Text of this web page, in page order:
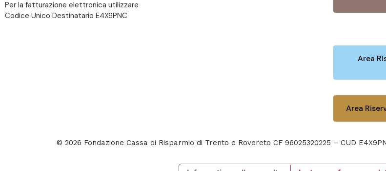
Per la fatturazione elettronica utilizzare
Codice Unico Destinatario E4X9PNC
Area
Area
© 2026 Fondazione Cassa di Risparmio di Trento e Rovereto CF 96025320225 – CUD